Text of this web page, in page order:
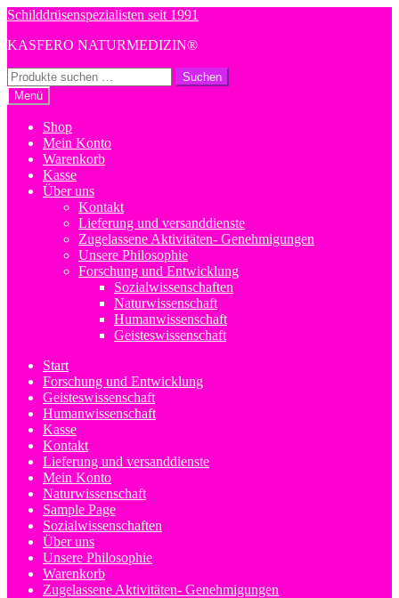
Zur
springen
Zum
springen
Schilddrüsenspezialisten seit 1991
KASFERO NATURMEDIZIN®
Suchen
nach:
Suchen
Menü
Shop
Mein Konto
Warenkorb
Kasse
Über uns
Kontakt
Lieferung und versanddienste
Zugelassene Aktivitäten- Genehmigungen
Unsere Philosophie
Forschung und Entwicklung
Sozialwissenschaften
Naturwissenschaft
Humanwissenschaft
Geisteswissenschaft
Start
Forschung und Entwicklung
Geisteswissenschaft
Humanwissenschaft
Kasse
Kontakt
Lieferung und versanddienste
Mein Konto
Naturwissenschaft
Sample Page
Sozialwissenschaften
Über uns
Unsere Philosophie
Warenkorb
Zugelassene Aktivitäten- Genehmigungen